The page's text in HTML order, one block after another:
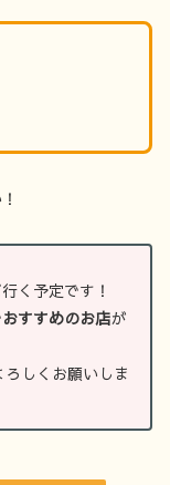
行く予定です！
おすすめのお店が
ろしくお願いしま